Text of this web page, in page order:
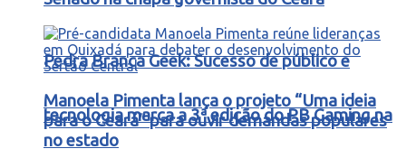
Pedra Branca Geek: Sucesso de público e
tecnologia marca a 3ª edição do PB Gaming na
Manoela Pimenta lança o projeto “Uma ideia
para o Ceará” para ouvir demandas populares
no estado